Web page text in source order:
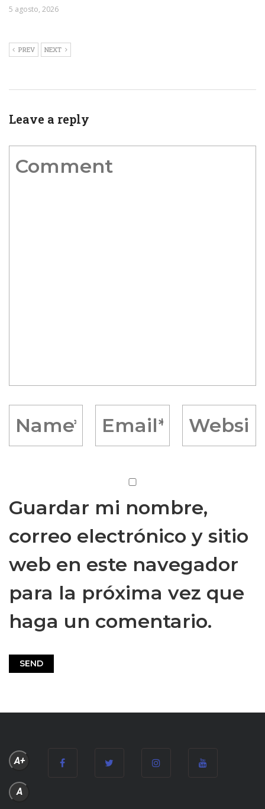
5 agosto, 2026
PREV NEXT
Leave a reply
Guardar mi nombre,
correo electrónico y sitio
web en este navegador
para la próxima vez que
haga un comentario.
A+
A